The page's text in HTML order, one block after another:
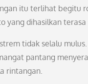
itu terlihat begitu
yang dihasilkan
tidak selalu
pantang
rintangan.